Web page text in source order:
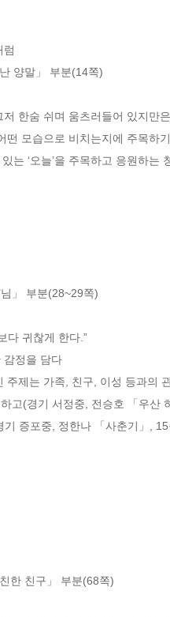
럼
양말」 부분(14쪽)
한숨 쉬며 움츠러들어 있지
떤 모습으로 비치는지에 주목하
는 ‘오늘’을 주목하고 응원하는
」 부분(28~29쪽)
다 귀찮게 한다.”
감정을 담다
주제는 가족, 친구, 이성 등과의
고(경기 서정중, 전승호 「우
기 증포중, 정한나 「사춘기」,
한 친구」 부분(68쪽)